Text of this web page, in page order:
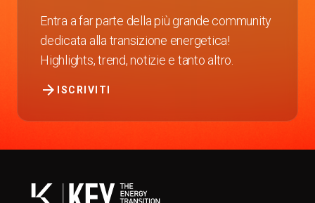
Entra a far parte della più grande community
dedicata alla transizione energetica!
Highlights, trend, notizie e tanto altro.
ISCRIVITI
arrow_forward